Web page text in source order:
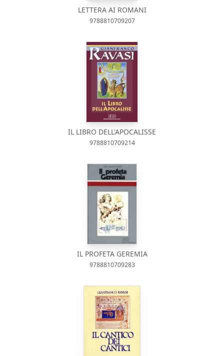
LETTERA AI ROMANI
9788810709207
IL LIBRO DELL'APOCALISSE
9788810709214
IL PROFETA GEREMIA
9788810709283